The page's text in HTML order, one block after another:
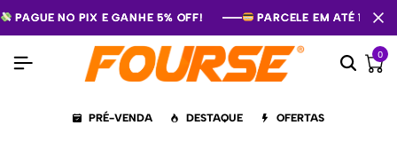
PAGUE NO PIX E GANHE 5% OFF! PARCELE EM ATÉ 12X
PAGUE NO PIX E GANHE 5% OFF! PARCELE EM ATÉ 12X
PAGUE NO PIX E GANHE 5% OFF! PARCELE EM ATÉ 12X
0
PRÉ-VENDA DESTAQUE OFERTAS